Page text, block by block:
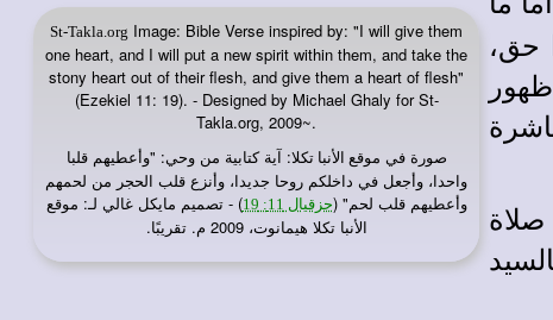
St-Takla.org Image: Bible Verse inspired by: "I will give them
one heart, and I will put a new spirit within them, and take the
stony heart out of their flesh, and give them a heart of flesh"
(Ezekiel 11: 19). - Designed by Michael Ghaly for St-
Takla.org, 2009~.
صورة في موقع الأنبا تكلا: آية كتابية من وحي: "وأعطيهم قلبا
واحدا، وأجعل في داخلكم روحا جديدا، وأنزع قلب الحجر من لحمهم
وأعطيهم قلب لحم" (حزقيال 11: 19
) - تصميم مايكل غالي لـ: موقع
الأنبا تكلا هيمانوت، 2009 م. تقريبًا.
حق،